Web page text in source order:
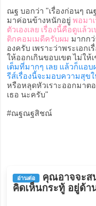
ณฐ บอกว่า "เรื่องก่อนๆ
มาค่อนข้างหนักอยู่ พอมา
ตัวเองเลย เรื่องนี้คือดูแล้
ติกคอมเมดีครับผม มากก
องครับ เพราะว่าพระเอก
ให้ออกเกินขอบเขต ไม่ให้
เต็มที่มากๆ เลย แล้วก็แอบ
รีส์เรื่องนี้จะมอบความสุข
หรือหลุดหัวเราะออกมาต
เธอ นะครับ"
#ณฐณฐสิชณ์
อ่านต่อ
คุณอาจจะสน
คิดเห็นกระทู้ อยู่ด้า